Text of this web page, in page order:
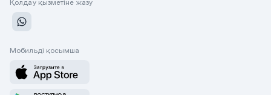
Қолдау қызметіне жазу
Мобильді қосымша